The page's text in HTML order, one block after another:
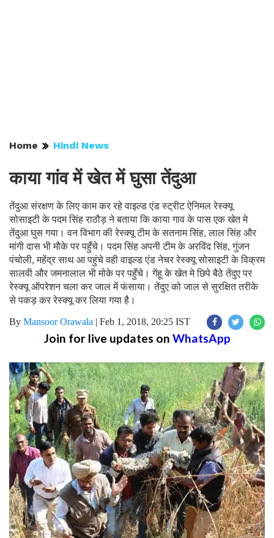
Home Hindi News
काया गांव में खेत में घुसा तेंदुआ
तेंदुआ संरक्षण के लिए काम कर रहे वाइल्ड एंड स्ट्रीट ऐनिमल रेस्क्यू
सोसाइटी के पदम सिंह राठौड़ ने बताया कि काया गाव के पास एक खेत मे
तेंदुआ घुस गया। वन विभाग की रेस्क्यू टीम के सतनाम सिंह, लाल सिंह और
मांगी दास भी मौके पर पहुँचे। पदम सिंह अपनी टीम के अरविंद सिंह, गुंजन
पंचोली, महेंद्र साथ आ पहुंचे वही वाइल्ड एंड नेचर रेस्क्यू सोसाइटी के विक्रम
सालवी और जमनालाल भी मोके पर पहुँचे। गेंहू के खेत मे छिपे बैठे तेंदुए पर
रेस्क्यू ऑपरेशन चला कर जाल में फंसाया। तेंदुए को जाल से सुरक्षित तरीके
से पकड़ कर रेस्क्यू कर लिया गया है।
By Mansoor Orawala | Feb 1, 2018, 20:25 IST
Join for live updates on WhatsApp